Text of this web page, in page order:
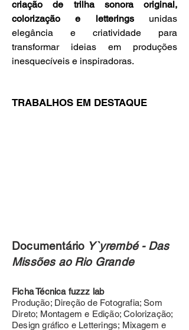
criação de trilha sonora original,
colorização e letteringsunidas
elegância e criatividade para
transformar ideias em produções
inesquecíveis e inspiradoras.
TRABALHOS EM DESTAQUE
Documentário Y`yrembé - Das
Missões ao Rio Grande
Ficha Técnica fuzzz lab
Produção; Direção de Fotografia; Som
Direto; Montagem e Edição; Colorização;
Design gráfico e Letterings; Mixagem e